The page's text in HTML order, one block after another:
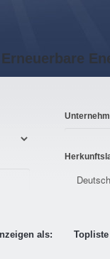
als: Topliste